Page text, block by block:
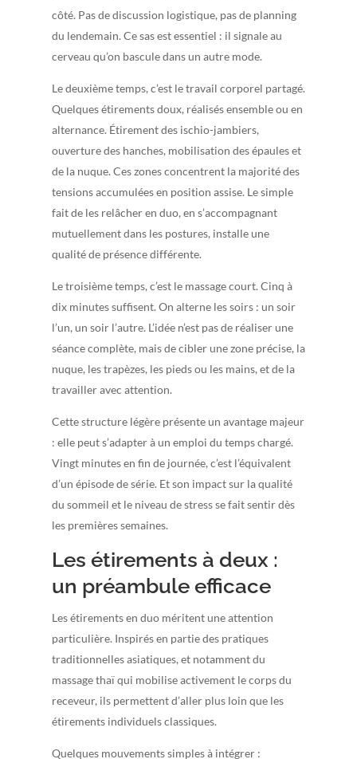
côté. Pas de discussion logistique, pas de planning
du lendemain. Ce sas est essentiel : il signale au
cerveau qu’on bascule dans un autre mode.
Le deuxième temps, c’est le travail corporel partagé.
Quelques étirements doux, réalisés ensemble ou en
alternance. Étirement des ischio-jambiers,
ouverture des hanches, mobilisation des épaules et
de la nuque. Ces zones concentrent la majorité des
tensions accumulées en position assise. Le simple
fait de les relâcher en duo, en s’accompagnant
mutuellement dans les postures, installe une
qualité de présence différente.
Le troisième temps, c’est le massage court. Cinq à
dix minutes suffisent. On alterne les soirs : un soir
l’un, un soir l’autre. L’idée n’est pas de réaliser une
séance complète, mais de cibler une zone précise, la
nuque, les trapèzes, les pieds ou les mains, et de la
travailler avec attention.
Cette structure légère présente un avantage majeur
: elle peut s’adapter à un emploi du temps chargé.
Vingt minutes en fin de journée, c’est l’équivalent
d’un épisode de série. Et son impact sur la qualité
du sommeil et le niveau de stress se fait sentir dès
les premières semaines.
Les étirements à deux :
un préambule efficace
Les étirements en duo méritent une attention
particulière. Inspirés en partie des pratiques
traditionnelles asiatiques, et notamment du
massage thaï qui mobilise activement le corps du
receveur, ils permettent d’aller plus loin que les
étirements individuels classiques.
Quelques mouvements simples à intégrer :